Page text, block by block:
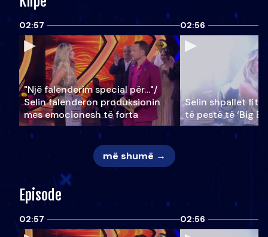
02:57
"Një falenderim special për…"/
Selin falënderon produksionin
mes emocionesh të forta
02:56
Selin shpallet
të pestë të ‘Big
më shumë →
Episode
02:57 02:56